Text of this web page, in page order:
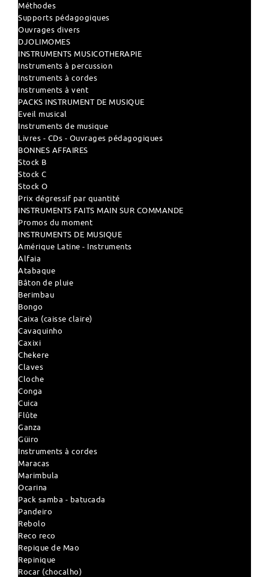
Méthodes
Supports pédagogiques
Ouvrages divers
DJOLIMOMES
INSTRUMENTS MUSICOTHERAPIE
Instruments à percussion
Instruments à cordes
Instruments à vent
PACKS INSTRUMENT DE MUSIQUE
Eveil musical
Instruments de musique
Livres - CDs - Ouvrages pédagogiques
BONNES AFFAIRES
Stock B
Stock C
Stock O
Prix dégressif par quantité
INSTRUMENTS FAITS MAIN SUR COMMANDE
Promos du moment
INSTRUMENTS DE MUSIQUE
Amérique Latine - Instruments
Alfaia
Atabaque
Bâton de pluie
Berimbau
Bongo
Caixa (caisse claire)
Cavaquinho
Caxixi
Chekere
Claves
Cloche
Conga
Cuica
Flûte
Ganza
Güiro
Instruments à cordes
Maracas
Marimbula
Ocarina
Pack samba - batucada
Pandeiro
Rebolo
Reco reco
Repique de Mao
Repinique
Rocar (chocalho)